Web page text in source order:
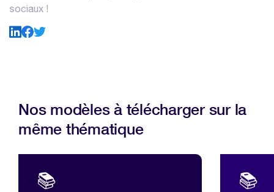
sociaux !
Nos modèles à télécharger sur la
même thématique
📚 📚